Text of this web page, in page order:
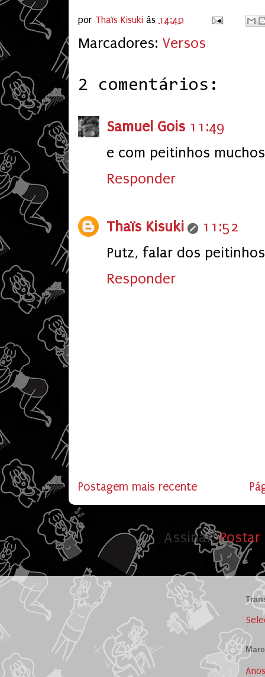
por Thaïs Kisuki às 14:40
Marcadores: Versos
2 comentários:
Samuel Gois 11:49
e com peitinhos muchos
Responder
Thaïs Kisuki
11:52
Putz, falar dos
Responder
Postagem mais recente
Assinar: